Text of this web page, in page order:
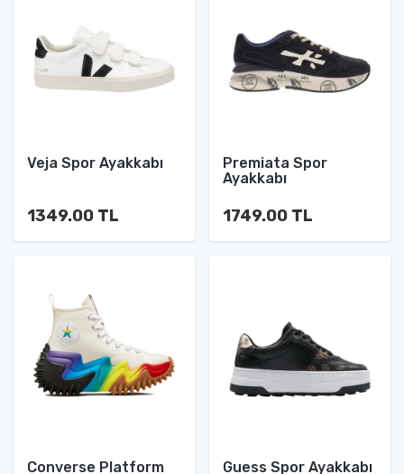
Veja Spor Ayakkabı
1349.00 TL
Premiata Spor
Ayakkabı
1749.00 TL
Converse Platform Guess Spor Ayakkabı